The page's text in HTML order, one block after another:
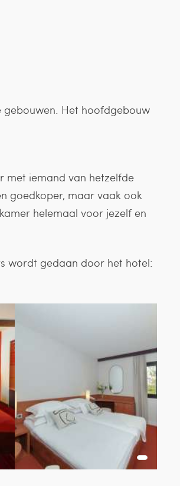
gebouwen. Het hoofdgebouw
met iemand van hetzelfde
goedkoper, maar vaak ook
helemaal voor jezelf en
wordt gedaan door het hotel: